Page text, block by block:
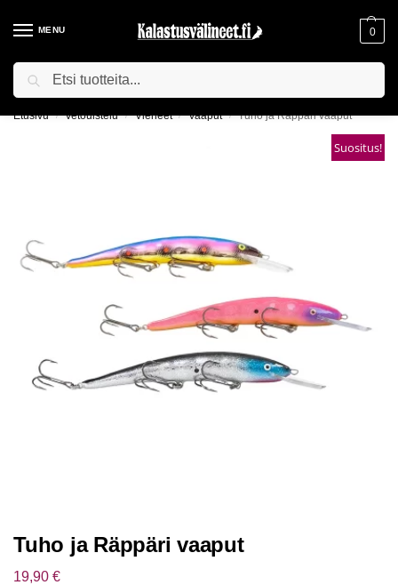
MENU 0
ILMAINEN TOIMITUS YLI 75€ TILAUKSILLE!
Etusivu / Vetouistelu / Vieheet / Vaaput / Tuho ja Räppäri vaaput
Suositus!
Tuho ja Räppäri vaaput
19,90 €